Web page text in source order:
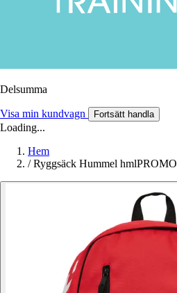
Delsumma
Visa min kundvagn Fortsätt handla
Loading...
Hem
/ Ryggsäck Hummel hmlPROMO